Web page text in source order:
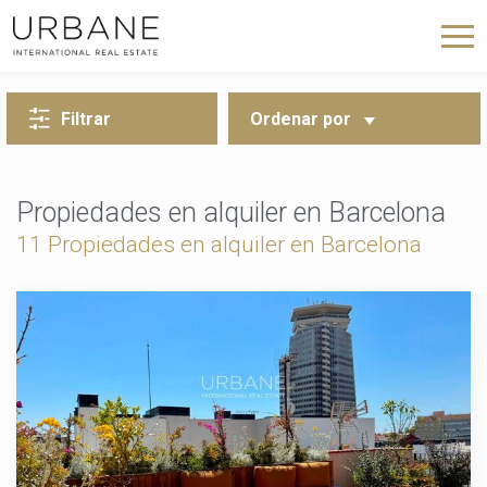
Filtrar Ordenar por
Propiedades en alquiler en Barcelona
11 Propiedades en alquiler en Barcelona